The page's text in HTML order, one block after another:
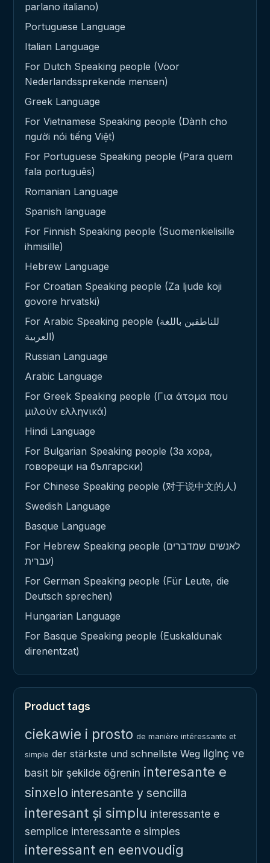
parlano italiano)
Portuguese Language
Italian Language
For Dutch Speaking people (Voor
Nederlandssprekende mensen)
Greek Language
For Vietnamese Speaking people (Dành cho
người nói tiếng Việt)
For Portuguese Speaking people (Para quem
fala português)
Romanian Language
Spanish language
For Finnish Speaking people (Suomenkielisille
ihmisille)
Hebrew Language
For Croatian Speaking people (Za ljude koji
govore hrvatski)
For Arabic Speaking people (للناطقين باللغة
العربية)
Russian Language
Arabic Language
For Greek Speaking people (Για άτομα που
μιλούν ελληνικά)
Hindi Language
For Bulgarian Speaking people (За хора,
говорещи на български)
For Chinese Speaking people (对于说中文的人)
Swedish Language
Basque Language
For Hebrew Speaking people (לאנשים שמדברים
עברית)
For German Speaking people (Für Leute, die
Deutsch sprechen)
Hungarian Language
For Basque Speaking people (Euskaldunak
direnentzat)
Product tags
ciekawie i prosto de manière intéressante et
simple der stärkste und schnellste Weg ilginç ve
basit bir şekilde öğrenin interesante e
sinxelo interesante y sencilla
interesant și simplu interessante e
semplice interessante e simples
interessant en eenvoudig